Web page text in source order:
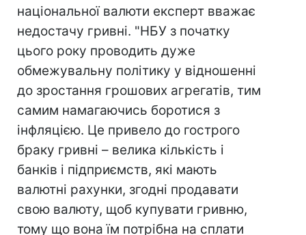
національної валюти експерт вважає
недостачу гривні. "НБУ з початку
цього року проводить дуже
обмежувальну політику у відношенні
до зростання грошових агрегатів, тим
самим намагаючись боротися з
інфляцією. Це привело до гострого
браку гривні – велика кількість і
банків і підприємств, які мають
валютні рахунки, згодні продавати
свою валюту, щоб купувати гривню,
тому що вона їм потрібна на сплати